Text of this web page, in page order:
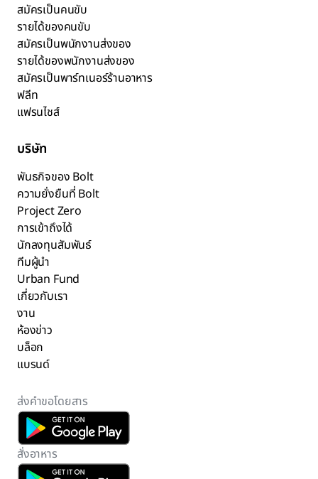
สมัครเป็นคนขับ
รายได้ของคนขับ
สมัครเป็นพนักงานส่งของ
รายได้ของพนักงานส่งของ
สมัครเป็นพาร์ทเนอร์ร้านอาหาร
ฟลีท
แฟรนไชส์
บริษัท
พันธกิจของ Bolt
ความยั่งยืนที่ Bolt
Project Zero
การเข้าถึงได้
นักลงทุนสัมพันธ์
ทีมผู้นำ
Urban Fund
เกี่ยวกับเรา
งาน
ห้องข่าว
บล็อก
แบรนด์
ส่งคำขอโดยสาร
สั่งอาหาร